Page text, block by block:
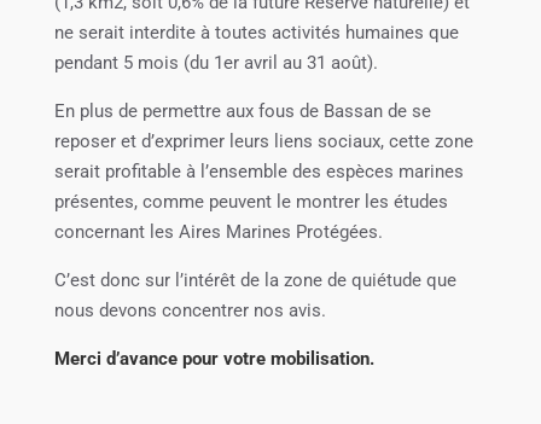
ne serait interdite à toutes activités humaines que
pendant 5 mois (du 1er avril au 31 août).
En plus de permettre aux fous de Bassan de se
reposer et d’exprimer leurs liens sociaux, cette zone
serait profitable à l’ensemble des espèces marines
présentes, comme peuvent le montrer les études
concernant les Aires Marines Protégées.
C’est donc sur l’intérêt de la zone de quiétude que
nous devons concentrer nos avis.
Merci d’avance pour votre mobilisation.